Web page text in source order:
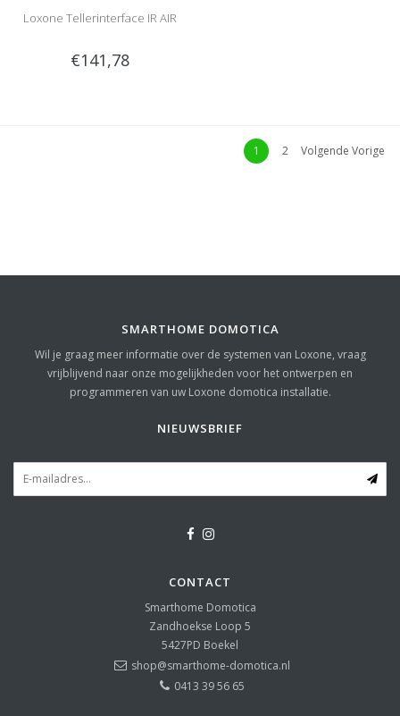
Loxone Tellerinterface IR AIR
€141,78
1 2 Volgende Vorige
SMARTHOME DOMOTICA
Wil je graag meer informatie over de systemen van Loxone, vraag
vrijblijvend naar onze mogelijkheden voor het ontwerpen en
programmeren van uw Loxone domotica installatie.
NIEUWSBRIEF
CONTACT
Smarthome Domotica
Zandhoekse Loop 5
5427PD Boekel
shop@smarthome-domotica.nl
0413 39 56 65